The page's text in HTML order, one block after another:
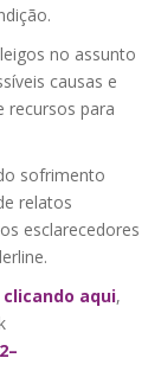
no assunto
causas e
recursos para
sofrimento
relatos
esclarecedores
clicando aqui,